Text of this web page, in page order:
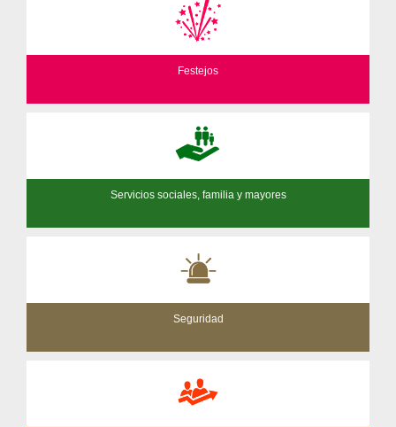
Festejos
Servicios sociales, familia y mayores
Seguridad